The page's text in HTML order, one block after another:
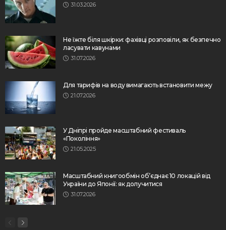
31.03.2026
Не їжте біля шкірки: фахівці розповіли, як безпечно
ласувати кавунами
31.07.2026
Для тарифів на воду вимагають встановити межу
21.07.2026
У Дніпрі пройде масштабний фестиваль
«Покоління»
21.05.2025
Масштабний книгообмін об’єднає 10 локацій від
України до Японії: як долучитися
31.07.2026